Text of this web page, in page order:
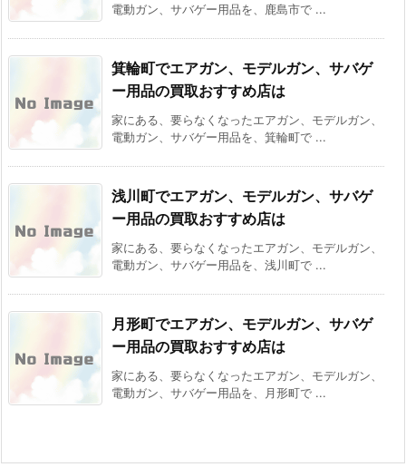
電動ガン、サバゲー用品を、鹿島市で ...
箕輪町でエアガン、モデルガン、サバゲ
ー用品の買取おすすめ店は
家にある、要らなくなったエアガン、モデルガン、
電動ガン、サバゲー用品を、箕輪町で ...
浅川町でエアガン、モデルガン、サバゲ
ー用品の買取おすすめ店は
家にある、要らなくなったエアガン、モデルガン、
電動ガン、サバゲー用品を、浅川町で ...
月形町でエアガン、モデルガン、サバゲ
ー用品の買取おすすめ店は
家にある、要らなくなったエアガン、モデルガン、
電動ガン、サバゲー用品を、月形町で ...